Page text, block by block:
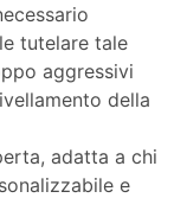
tutelare tale
aggressivi
della
adatta a chi
e